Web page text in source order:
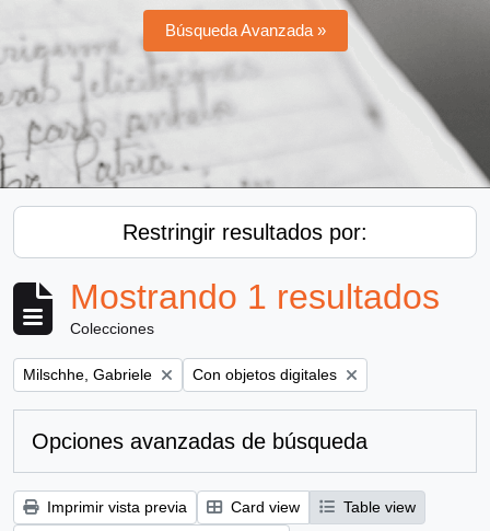
Búsqueda Avanzada »
Restringir resultados por:
Mostrando 1 resultados
Colecciones
Remove filter:
Milschhe, Gabriele Remove filter:
Con objetos digitales
Opciones avanzadas de búsqueda
Imprimir vista previa Card view
Table view